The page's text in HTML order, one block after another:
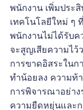
พนักงาน เพิ่มประ
เทคโนโลยีใหม่ ๆ
พนักงานไม่ได้รับ
จะสูญเสียความไว้
การขาดอิสระในก
ทำน้อยลง ความท้
การพิจารณาอย่า
ความยืดหยุ่นและก